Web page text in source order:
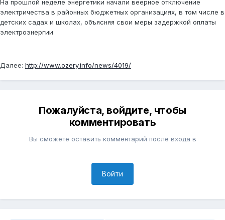
На прошлой неделе энергетики начали веерное отключение
электричества в районных бюджетных организациях, в том числе в
детских садах и школах, объясняя свои меры задержкой оплаты
электроэнергии
Далее: http://www.ozery.info/news/4019/
Пожалуйста, войдите, чтобы
комментировать
Вы сможете оставить комментарий после входа в
Войти